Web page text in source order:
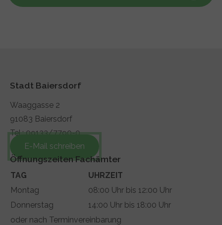
Stadt Baiersdorf
Waaggasse 2
91083 Baiersdorf
Tel.: 09133/7790-0
E-Mail schreiben
Öffnungszeiten Fachämter
TAG
UHRZEIT
Montag
08:00 Uhr bis 12:00 Uhr
Donnerstag
14:00 Uhr bis 18:00 Uhr
oder nach Terminvereinbarung